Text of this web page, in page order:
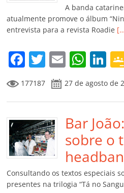
k
A banda
atualmente promove o álbum
entrevista para a revista Roadie
F
a
c
e
b
o
o
k
T
w
itt
er
E
m
ai
l
W
at
s
A
p
p
Li
n
k
e
dI
n
177187 27 de agosto de
Bar
sobre o
Consultando os textos especiais
presentes na trilogia “Tá no